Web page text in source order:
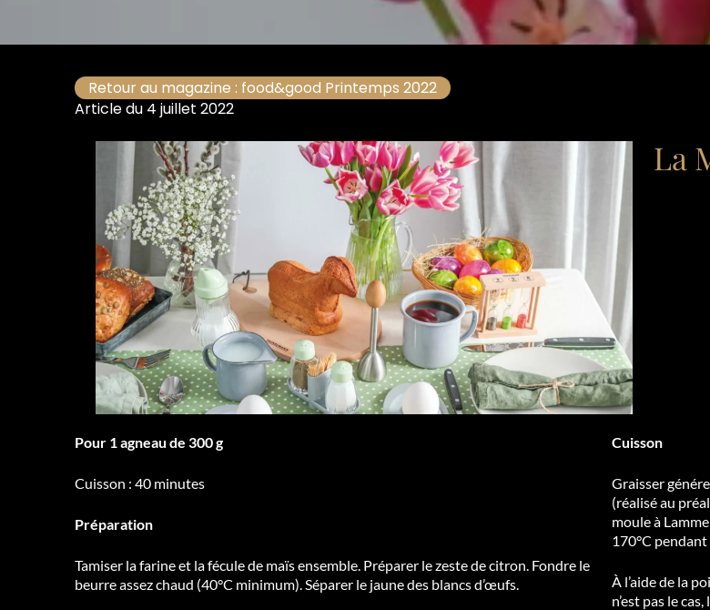
Retour au magazine : food&good Printemps 2022
Article du 4 juillet 2022
La
Pour 1 agneau de 300 g
Cuisson : 40 minutes
Préparation
Tamiser la farine et la fécule de maïs ensemble. Préparer le zeste de citron. Fondre le
beurre assez chaud (40°C minimum). Séparer le jaune des blancs d’œufs.
Cuisson
Graisser
(réalisé au
moule à
170°C
À l’aide de la
n’est pas le